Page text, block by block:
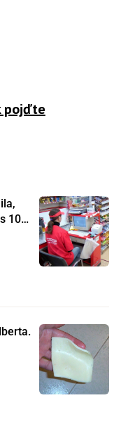
pojďte
10